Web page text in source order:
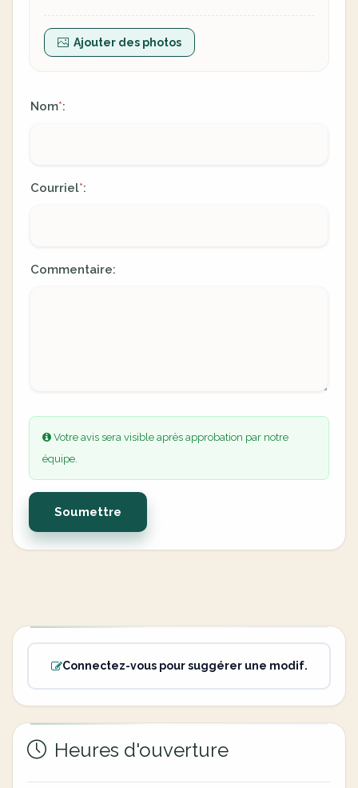
Ajouter des photos
Nom*:
Courriel*:
Commentaire:
Votre avis sera visible après approbation par notre
équipe.
Soumettre
Connectez-vous pour suggérer une modif.
Heures d'ouverture